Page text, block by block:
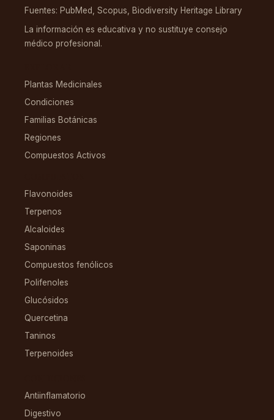
Fuentes: PubMed, Scopus, Biodiversity Heritage Library
La información es educativa y no sustituye consejo
médico profesional.
Plantas Medicinales
Condiciones
Familias Botánicas
Regiones
Compuestos Activos
Flavonoides
Terpenos
Alcaloides
Saponinas
Compuestos fenólicos
Polifenoles
Glucósidos
Quercetina
Taninos
Terpenoides
Antiinflamatorio
Digestivo